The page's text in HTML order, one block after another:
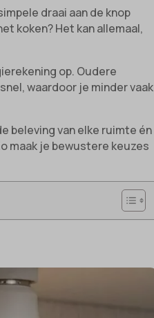
draai aan de knop
koken? Het kan allemaal,
op. Oudere
waardoor je minder vaak
beleving van elke ruimte én
maak je bewustere keuzes